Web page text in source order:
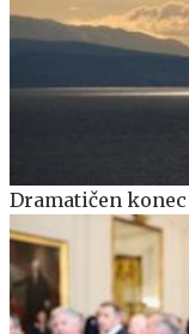
Dramatičen